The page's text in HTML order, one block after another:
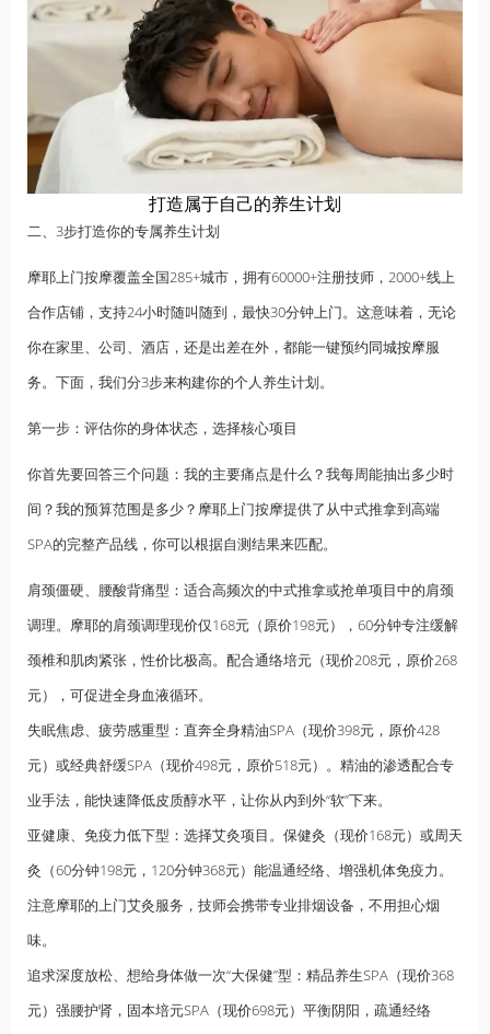
打造属于自己的养生计划
二、3步打造你的专属养生计划
摩耶上门按摩覆盖全国285+城市，拥有60000+注册技师，2000+线上
合作店铺，支持24小时随叫随到，最快30分钟上门。这意味着，无论
你在家里、公司、酒店，还是出差在外，都能一键预约同城按摩服
务。下面，我们分3步来构建你的个人养生计划。
第一步：评估你的身体状态，选择核心项目
你首先要回答三个问题：我的主要痛点是什么？我每周能抽出多少时
间？我的预算范围是多少？摩耶上门按摩提供了从中式推拿到高端
SPA的完整产品线，你可以根据自测结果来匹配。
肩颈僵硬、腰酸背痛型：适合高频次的中式推拿或抢单项目中的肩颈
调理。摩耶的肩颈调理现价仅168元（原价198元），60分钟专注缓解
颈椎和肌肉紧张，性价比极高。配合通络培元（现价208元，原价268
元），可促进全身血液循环。
失眠焦虑、疲劳感重型：直奔全身精油SPA（现价398元，原价428
元）或经典舒缓SPA（现价498元，原价518元）。精油的渗透配合专
业手法，能快速降低皮质醇水平，让你从内到外“软”下来。
亚健康、免疫力低下型：选择艾灸项目。保健灸（现价168元）或周天
灸（60分钟198元，120分钟368元）能温通经络、增强机体免疫力。
注意摩耶的上门艾灸服务，技师会携带专业排烟设备，不用担心烟
味。
追求深度放松、想给身体做一次“大保健”型：精品养生SPA（现价368
元）强腰护肾，固本培元SPA（现价698元）平衡阴阳，疏通经络